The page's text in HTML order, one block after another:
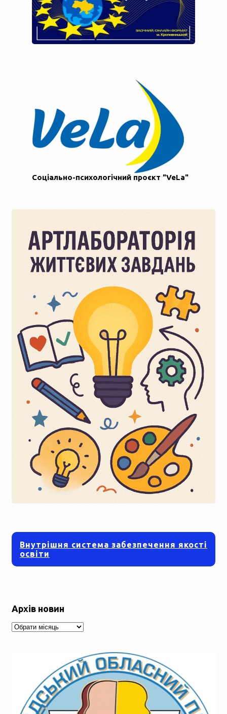
Соціально-психологічний проєкт "VeLa"
Внутрішня система забезпечення якості
освіти
Архів новин
Архів
новин